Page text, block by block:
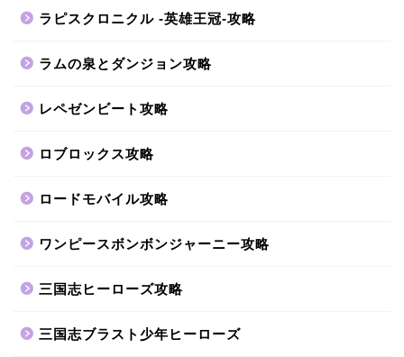
ラピスクロニクル -英雄王冠-攻略
ラムの泉とダンジョン攻略
レペゼンビート攻略
ロブロックス攻略
ロードモバイル攻略
ワンピースボンボンジャーニー攻略
三国志ヒーローズ攻略
三国志ブラスト少年ヒーローズ